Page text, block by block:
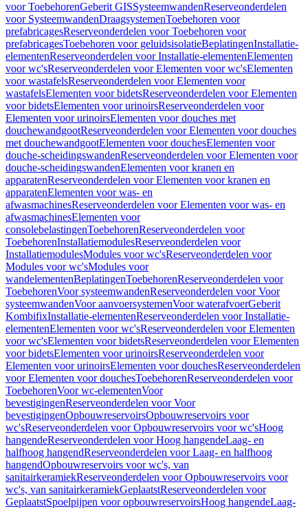
voor ToebehorenGeberit GISSysteemwandenReserveonderdelen
voor SysteemwandenDraagsystemenToebehoren voor
prefabricagesReserveonderdelen voor Toebehoren voor
prefabricagesToebehoren voor geluidsisolatieBeplatingenInstallatie-
elementenReserveonderdelen voor Installatie-elementenElementen
voor wc'sReserveonderdelen voor Elementen voor wc'sElementen
voor wastafelsReserveonderdelen voor Elementen voor
wastafelsElementen voor bidetsReserveonderdelen voor Elementen
voor bidetsElementen voor urinoirsReserveonderdelen voor
Elementen voor urinoirsElementen voor douches met
douchewandgootReserveonderdelen voor Elementen voor douches
met douchewandgootElementen voor douchesElementen voor
douche-scheidingswandenReserveonderdelen voor Elementen voor
douche-scheidingswandenElementen voor kranen en
apparatenReserveonderdelen voor Elementen voor kranen en
apparatenElementen voor was- en
afwasmachinesReserveonderdelen voor Elementen voor was- en
afwasmachinesElementen voor
consolebelastingenToebehorenReserveonderdelen voor
ToebehorenInstallatiemodulesReserveonderdelen voor
InstallatiemodulesModules voor wc'sReserveonderdelen voor
Modules voor wc'sModules voor
wandelementenBeplatingenToebehorenReserveonderdelen voor
ToebehorenVoor systeemwandenReserveonderdelen voor Voor
systeemwandenVoor aanvoersystemenVoor waterafvoerGeberit
KombifixInstallatie-elementenReserveonderdelen voor Installatie-
elementenElementen voor wc'sReserveonderdelen voor Elementen
voor wc'sElementen voor bidetsReserveonderdelen voor Elementen
voor bidetsElementen voor urinoirsReserveonderdelen voor
Elementen voor urinoirsElementen voor douchesReserveonderdelen
voor Elementen voor douchesToebehorenReserveonderdelen voor
ToebehorenVoor wc-elementenVoor
bevestigingenReserveonderdelen voor Voor
bevestigingenOpbouwreservoirsOpbouwreservoirs voor
wc'sReserveonderdelen voor Opbouwreservoirs voor wc'sHoog
hangendeReserveonderdelen voor Hoog hangendeLaag- en
halfhoog hangendReserveonderdelen voor Laag- en halfhoog
hangendOpbouwreservoirs voor wc's, van
sanitairkeramiekReserveonderdelen voor Opbouwreservoirs voor
wc's, van sanitairkeramiekGeplaatstReserveonderdelen voor
GeplaatstSpoelpijpen voor opbouwreservoirsHoog hangendeLaag-